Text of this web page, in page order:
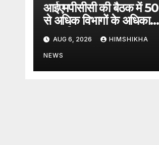
आईएमपीसीसी की बैठक में 50
से अधिक विभागों के अधिकारी
हुए शामिल
AUG 6, 2026 HIMSHIKHA
NEWS